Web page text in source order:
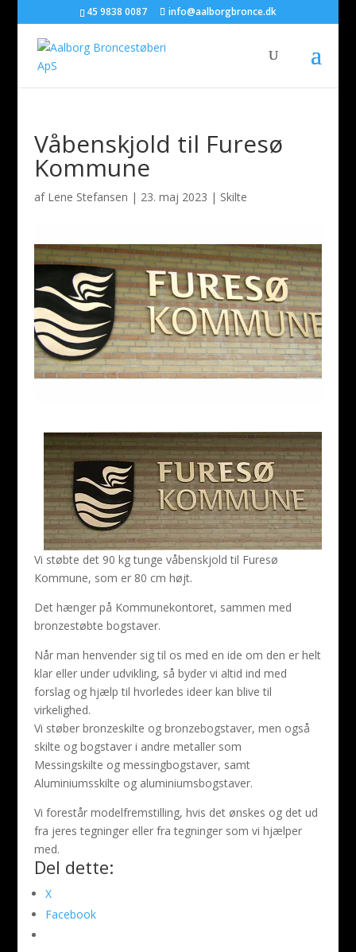
45 9838 0087 info@aalborgbronce.dk
Våbenskjold til Furesø
Kommune
af Lene Stefansen | 23. maj 2023 | Skilte
Vi støbte det 90 kg tunge våbenskjold til Furesø
Kommune, som er 80 cm højt.
Det hænger på Kommunekontoret, sammen med
bronzestøbte bogstaver.
Når man henvender sig til os med en ide om den er helt
klar eller under udvikling, så byder vi altid ind med
forslag og hjælp til hvorledes ideer kan blive til
virkelighed.
Vi støber bronzeskilte og bronzebogstaver, men også
skilte og bogstaver i andre metaller som
Messingskilte og messingbogstaver, samt
Aluminiumsskilte og aluminiumsbogstaver.
Vi forestår modelfremstilling, hvis det ønskes og det ud
fra jeres tegninger eller fra tegninger som vi hjælper
med.
Del dette:
X
Facebook